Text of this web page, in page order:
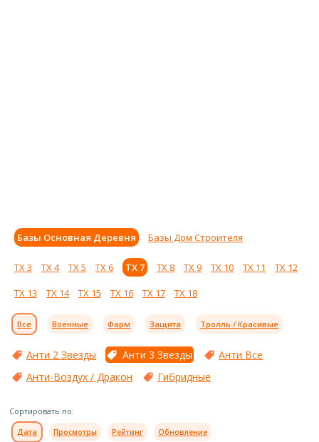
Базы Основная Деревня Базы Дом Строителя
ТХ 3 ТХ 4 ТХ 5 ТХ 6 ТХ 7 ТХ 8 ТХ 9 ТХ 10 ТХ 11
ТХ 12
ТХ 13
ТХ 14 ТХ 15 ТХ 16 ТХ 17 ТХ 18
Все Военные Фарм Защита Тролль / Красивые
Анти 2 Звезды Анти 3 Звезды
Анти Все
Анти-Воздух / Дракон
Гибридные
Сортировать по:
Дата Просмотры Рейтинг Обновление